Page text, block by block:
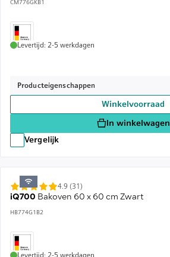
CM776GKB1
Levertijd: 2-5 werkdagen
Producteigenschappen
Winkelvoorraad
In winkelwagen
Vergelijk
iQ700 Bakoven 60 x 60 cm Zwart
HB774G1B2
4.9 (31)
Levertijd: 2-5 werkdagen